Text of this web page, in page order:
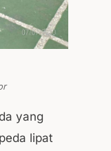
yang
lipat